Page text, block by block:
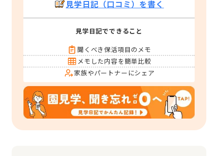
見学日記（口コミ）を書く
見学日記でできること
聞くべき保活項目のメモ
メモした内容を簡単比較
家族やパートナーにシェア